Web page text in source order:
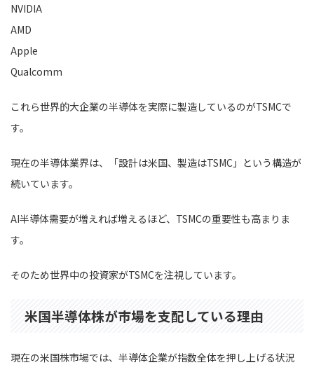
NVIDIA
AMD
Apple
Qualcomm
これら世界的大企業の半導体を実際に製造しているのがTSMCで
す。
現在の半導体業界は、「設計は米国、製造はTSMC」という構造が
続いています。
AI半導体需要が増えれば増えるほど、TSMCの重要性も高まりま
す。
そのため世界中の投資家がTSMCを注視しています。
米国半導体株が市場を支配している理由
現在の米国株市場では、半導体企業が指数全体を押し上げる状況